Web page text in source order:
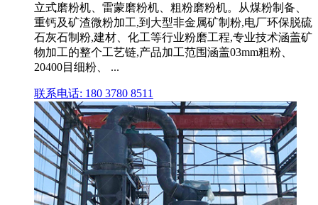
立式磨粉机、雷蒙磨粉机、粗粉磨粉机。从煤粉制备、
重钙及矿渣微粉加工,到大型非金属矿制粉,电厂环保脱硫
石灰石制粉,建材、化工等行业粉磨工程,专业技术涵盖矿
物加工的整个工艺链,产品加工范围涵盖03mm粗粉、
20400目细粉、 ...
联系电话: 180 3780 8511